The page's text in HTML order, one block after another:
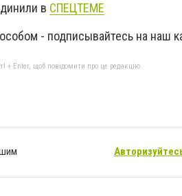
в СПЕЦТЕМЕ
- подписывайтесь на наш
+ Enter, щоб повідомити про це редакцію